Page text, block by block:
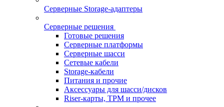
Серверные Storage-адаптеры
Серверные решения
Готовые решения
Серверные платформы
Серверные шасси
Сетевые кабели
Storage-кабели
Питания и прочие
Аксессуары для шасси/дисков
Riser-карты, TPM и прочее